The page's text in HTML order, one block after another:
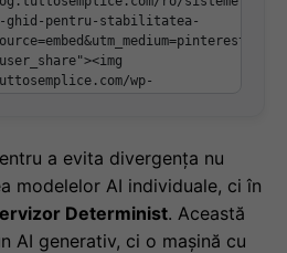
a evita divergența nu
modelelor AI individuale, ci în
Determinist. Această
AI generativ, ci o mașină cu